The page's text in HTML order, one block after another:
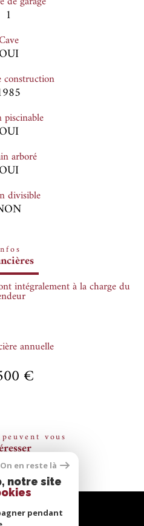
1
OUI
construction
piscinable
OUI
arboré
OUI
divisible
intégralement à la charge du
annuelle
€
vous
On en reste là
notre site
pendant